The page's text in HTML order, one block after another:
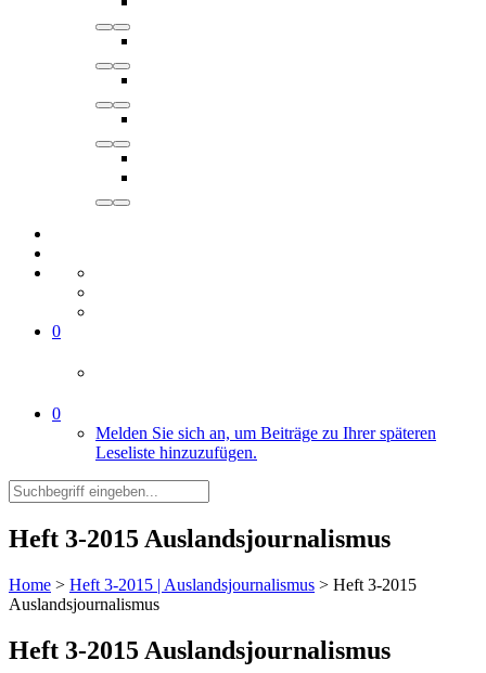
0
0
Melden Sie sich an, um Beiträge zu Ihrer späteren
Leseliste hinzuzufügen.
Heft 3-2015 Auslandsjournalismus
Home > Heft 3-2015 | Auslandsjournalismus > Heft 3-2015
Auslandsjournalismus
Heft 3-2015 Auslandsjournalismus